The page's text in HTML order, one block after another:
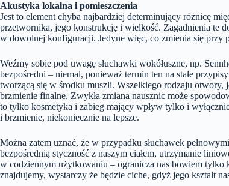
Akustyka lokalna i pomieszczenia
Jest to element chyba najbardziej determinujący różnicę
przetwornika, jego konstrukcję i wielkość. Zagadnienia te
w dowolnej konfiguracji. Jedyne więc, co zmienia się przy
Weźmy sobie pod uwagę słuchawki wokółuszne, np.
bezpośredni – niemal, ponieważ termin ten na stałe
tworzącą się w środku muszli. Wszelkiego rodzaju otwory,
brzmienie finalne. Zwykła zmiana nausznic może
to tylko kosmetyka i zabieg mający wpływ tylko i
i brzmienie, niekoniecznie na lepsze.
Można zatem uznać, że w przypadku słuchawek
bezpośrednią styczność z naszym ciałem, utrzymanie
w codziennym użytkowaniu – ogranicza nas bowiem tylko
znajdujemy, wystarczy że będzie ciche, gdyż jego kształt